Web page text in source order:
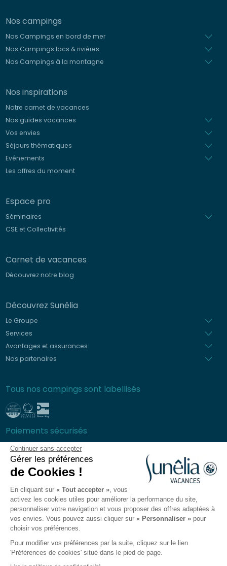
Continuer sans accepter
Gérer les préférences
de Cookies !
En cliquant sur « Tout accepter », vous
activez les cookies utiles pour améliorer la performance du site,
personnaliser votre navigation et vous proposer des offres adaptées à
vos envies. Vous pouvez aussi cliquer sur « Personnaliser » pour
choisir vos préférences.
Pour modifier vos préférences par la suite, cliquez sur le lien
'Préférences de cookies' situé dans le pied de page.
Nos campings
Nos Campings en bord de mer
Nos Campings lacs & rivières
Nos Campings à la montagne
Nos inspirations
Notre carnet de vacances
Nos guides vacances
Vos envies
Séjours thématiques
Evénements
Les offres du moment
Espace pro
Séminaires
CSE et Collectivités
Carnet de vacances
Découvrez notre blog
Découvrez Sunêlia
Le Groupe
Services
Avantages et assurances
Nos partenaires
Tous nos campings sont labellisés
Paiements sécurisés
Conditions générales de ventes
Protection des données personnelles
Mentions légales
Plan du site
Préférences des Cookies
L'app Sunêlia